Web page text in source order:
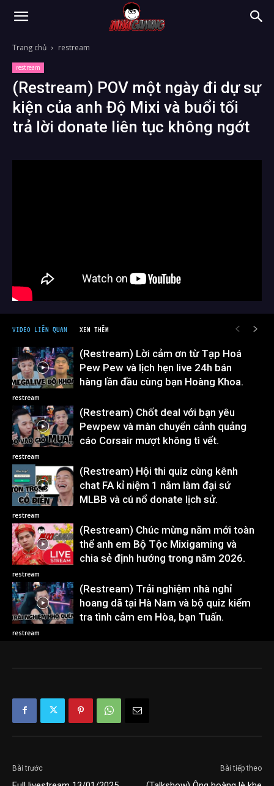
Trang chủ restream
restream
(Restream) POV một ngày đi dự sự
kiện của anh Độ Mixi và buổi tối
trả lời donate liên tục không ngớt
VIDEO LIÊN QUAN XEM THÊM
restream
(Restream) Lời cảm ơn từ Tạp Hoá
Pew Pew và lịch hẹn live 24h bán
hàng lần đầu cùng bạn Hoàng Khoa.
restream
(Restream) Chốt deal với bạn yêu
Pewpew và màn chuyển cảnh quảng
cáo Corsair mượt không tì vết.
restream
(Restream) Hội thi quiz cùng kênh
chat FA kỉ niệm 1 năm làm đại sứ
MLBB và cú nổ donate lịch sử.
restream
(Restream) Chúc mừng năm mới toàn
thể anh em Bộ Tộc Mixigaming và
chia sẻ định hướng trong năm 2026.
restream
(Restream) Trải nghiệm nhà nghỉ
hoang dã tại Hà Nam và bộ quiz kiểm
tra tình cảm em Hòa, bạn Tuấn.
Bài trước Bài tiếp theo